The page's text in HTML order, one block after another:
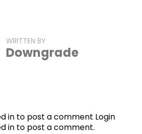
WRITTEN BY
Downgrade
in to post a comment Login
in to post a comment.